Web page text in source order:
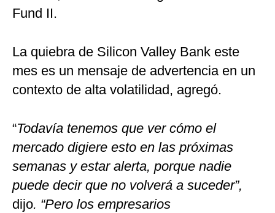
Fund II.
La quiebra de Silicon Valley Bank este
mes es un mensaje de advertencia en un
contexto de alta volatilidad, agregó.
“Todavía tenemos que ver cómo el
mercado digiere esto en las próximas
semanas y estar alerta, porque nadie
puede decir que no volverá a suceder”,
dijo. “Pero los empresarios